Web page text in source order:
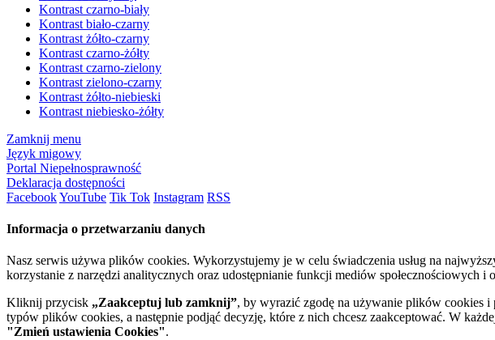
Kontrast czarno-biały
Kontrast biało-czarny
Kontrast żółto-czarny
Kontrast czarno-żółty
Kontrast czarno-zielony
Kontrast zielono-czarny
Kontrast żółto-niebieski
Kontrast niebiesko-żółty
Zamknij menu
Język migowy
Portal Niepełnosprawność
Deklaracja dostępności
FacebookYouTube Tik Tok Instagram RSS
Informacja o przetwarzaniu danych
Nasz serwis używa plików cookies. Wykorzystujemy je w celu świadczenia usług na
korzystanie z narzędzi analitycznych oraz udostępnianie funkcji mediów społecznościowych i
Kliknij przycisk „Zaakceptuj lub zamknij”, by wyrazić zgodę na używanie plików cookies i
typów plików cookies, a następnie podjąć decyzję, które z nich chcesz zaakceptować. W
"Zmień ustawienia Cookies".